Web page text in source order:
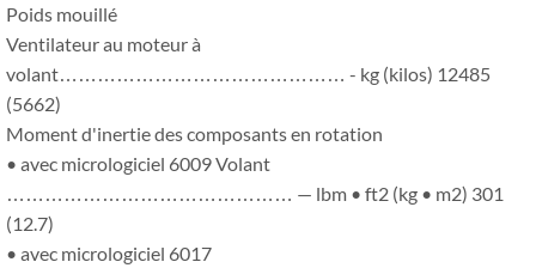
Poids mouillé
Ventilateur au moteur à
volant……………………………………… - kg (kilos) 12485
(5662)
Moment d'inertie des composants en rotation
• avec micrologiciel 6009 Volant
……………………………………… — lbm • ft2 (kg • m2) 301
(12.7)
• avec micrologiciel 6017